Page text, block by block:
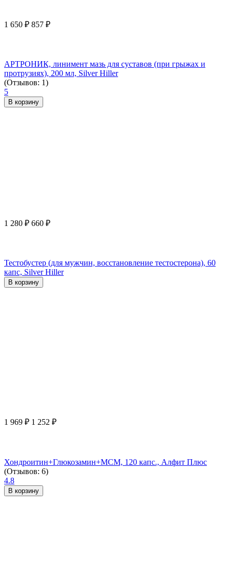
1 650 ₽ 857 ₽
АРТРОНИК, линимент мазь для суставов (при грыжах и
протрузиях), 200 мл, Silver Hiller
(Отзывов: 1)
5
В корзину
1 280 ₽ 660 ₽
Тестобустер (для мужчин, восстановление тестостерона), 60
капс, Silver Hiller
В корзину
1 969 ₽ 1 252 ₽
Хондроитин+Глюкозамин+МСМ, 120 капс., Алфит Плюс
(Отзывов: 6)
4.8
В корзину